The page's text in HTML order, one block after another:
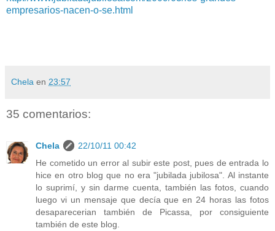
empresarios-nacen-o-se.html
Chela en 23:57
35 comentarios:
Chela
22/10/11 00:42
He cometido un error al subir este post, pues de entrada lo
hice en otro blog que no era "jubilada jubilosa". Al instante
lo suprimí, y sin darme cuenta, también las fotos, cuando
luego vi un mensaje que decía que en 24 horas las fotos
desaparecerian también de Picassa, por consiguiente
también de este blog.